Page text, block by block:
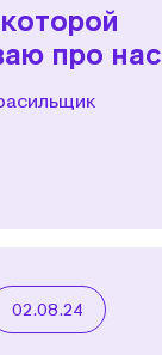
про нас
02.08.24